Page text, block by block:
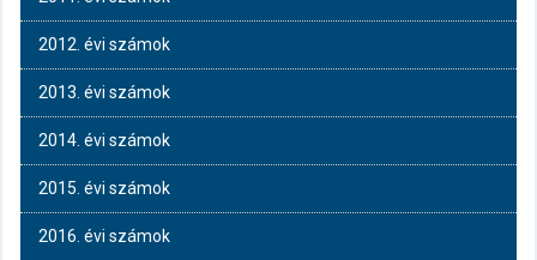
2012. évi számok
2013. évi számok
2014. évi számok
2015. évi számok
2016. évi számok